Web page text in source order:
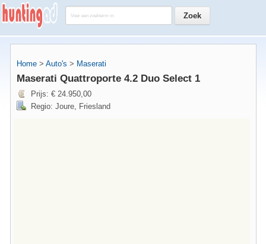
Home > Auto's > Maserati
Maserati Quattroporte 4.2 Duo Select 1
Prijs: € 24.950,00
Regio: Joure, Friesland